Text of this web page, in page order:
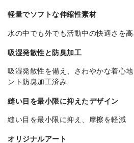
軽量でソフトな伸縮性素材
水の中でも外でも活動中の快適さを
吸湿発散性と防臭加工
吸湿発散性を備え、さわやかな着心
ント防臭加工済み
縫い目を最小限に抑えたデザイン
縫い目を最小限に抑え、摩擦を軽減
オリジナルアート